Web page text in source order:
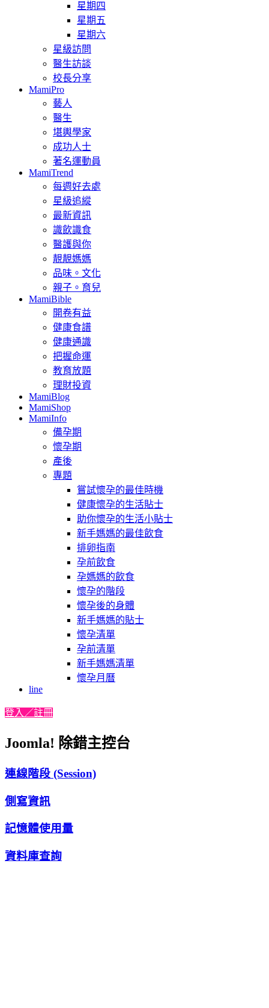
星期四
星期五
星期六
星級訪問
醫生訪談
校長分享
MamiPro
藝人
醫生
堪輿學家
成功人士
著名運動員
MamiTrend
每週好去處
星級追縱
最新資訊
識飲識食
醫護與你
靚靚媽媽
品味。文化
親子。育兒
MamiBible
開卷有益
健康食譜
健康通識
把握命運
教育放題
理財投資
MamiBlog
MamiShop
MamiInfo
備孕期
懷孕期
產後
專題
嘗試懷孕的最佳時機
健康懷孕的生活貼士
助你懷孕的生活小貼士
新手媽媽的最佳飲食
排卵指南
孕前飲食
孕媽媽的飲食
懷孕的階段
懷孕後的身體
新手媽媽的貼士
懷孕清單
孕前清單
新手媽媽清單
懷孕月曆
line
登入／註冊
Joomla! 除錯主控台
連線階段 (Session)
側寫資訊
記憶體使用量
資料庫查詢